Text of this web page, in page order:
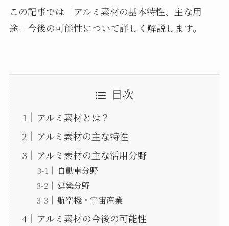
この記事では「アルミ素材の基本特性、主な用
途」今後の可能性について詳しく解説します。
目次
アルミ素材とは？
アルミ素材の主な特性
アルミ素材の主な活用分野
自動車分野
建築分野
航空機・宇宙産業
アルミ素材の今後の可能性